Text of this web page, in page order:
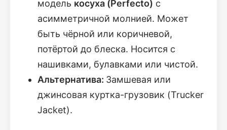
модель косуха (Perfecto) с
асимметричной молнией. Может
быть чёрной или коричневой,
потёртой до блеска. Носится с
нашивками, булавками или чистой.
Альтернатива: Замшевая или
джинсовая куртка-грузовик (Trucker
Jacket).